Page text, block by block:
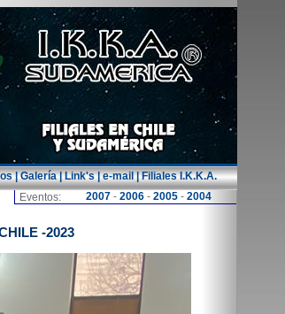
|Galería|Link's|e-mail|Filiales I.K.K.A.
Eventos:
2007 - 2006 - 2005 - 2004
-2023